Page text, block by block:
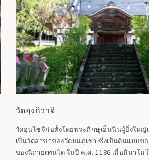
วัดอุงกิวาจิ
วัดอุนไซจิก่อตั้งโดยพระภิกษุเอ็นนินผู้ยิ่งใหญ่
เป็นวัดสาขาของวัดบนภูเขา ซึ่งเป็นต้นแบบ
ของนิกายเทนได ในปี ค.ศ. 1186 เมื่อมินาโมโตะ โนะ โยชิสึเนะ